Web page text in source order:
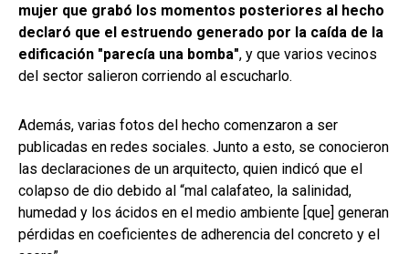
mujer que grabó los momentos posteriores al hecho
declaró que el estruendo generado por la caída de la
edificación "parecía una bomba", y que varios vecinos
del sector salieron corriendo al escucharlo.
Además, varias fotos del hecho comenzaron a ser
publicadas en redes sociales. Junto a esto, se conocieron
las declaraciones de un arquitecto, quien indicó que el
colapso de dio debido al “mal calafateo, la salinidad,
humedad y los ácidos en el medio ambiente [que] generan
pérdidas en coeficientes de adherencia del concreto y el